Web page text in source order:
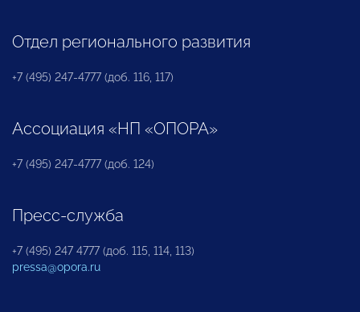
Отдел регионального развития
+7 (495) 247-4777 (доб. 116, 117)
Ассоциация «НП «ОПОРА»
+7 (495) 247-4777 (доб. 124)
Пресс-служба
+7 (495) 247 4777 (доб. 115, 114, 113)
pressa@opora.ru